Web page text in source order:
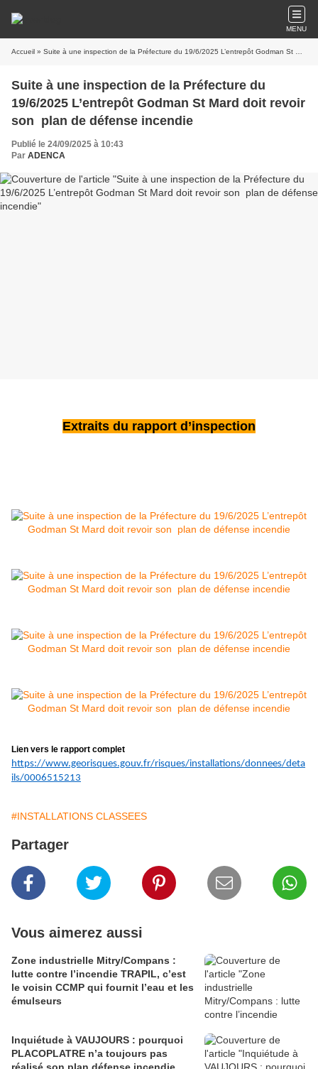
MENU
Accueil » Suite à une inspection de la Préfecture du 19/6/2025 L’entrepôt Godman St Mard doit revoir son plan de défense incendie
Suite à une inspection de la Préfecture du
19/6/2025 L’entrepôt Godman St Mard doit revoir
son plan de défense incendie
Publié le 24/09/2025 à 10:43
Par ADENCA
Extraits du rapport d’inspection
Lien vers le rapport complet
https://www.georisques.gouv.fr/risques/installations/donnees/deta
ils/0006515213
#INSTALLATIONS CLASSEES
Partager
Vous aimerez aussi
Zone industrielle Mitry/Compans :
lutte contre l’incendie TRAPIL, c’est
le voisin CCMP qui fournit l’eau et les
émulseurs
Inquiétude à VAUJOURS : pourquoi
PLACOPLATRE n’a toujours pas